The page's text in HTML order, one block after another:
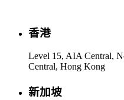
香港
Level 15, AIA Central,
Central, Hong Kong
新加坡